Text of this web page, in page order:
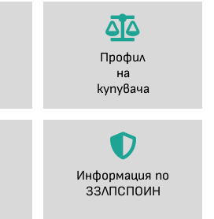
Профил
на
купувача
Информация по
ЗЗЛПСПОИН